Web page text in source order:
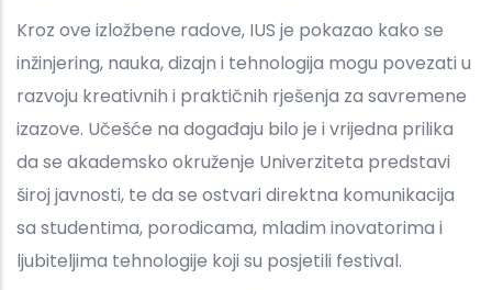
Kroz ove izložbene radove, IUS je pokazao kako se
inžinjering, nauka, dizajn i tehnologija mogu povezati u
razvoju kreativnih i praktičnih rješenja za savremene
izazove. Učešće na događaju bilo je i vrijedna prilika
da se akademsko okruženje Univerziteta predstavi
široj javnosti, te da se ostvari direktna komunikacija
sa studentima, porodicama, mladim inovatorima i
ljubiteljima tehnologije koji su posjetili festival.